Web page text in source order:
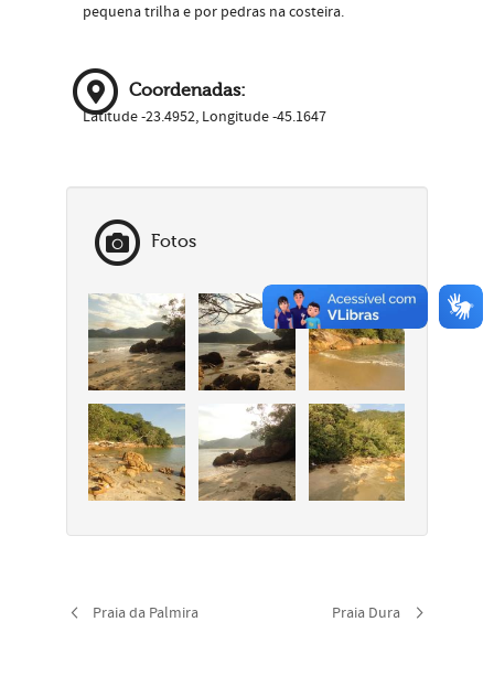
pequena trilha e por pedras na costeira.
Coordenadas:
Latitude -23.4952, Longitude -45.1647
Fotos
Praia da Palmira Praia Dura